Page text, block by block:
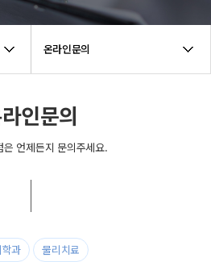
온라인문의
인문의
은 언제든지 문의주세요.
과 물리치료